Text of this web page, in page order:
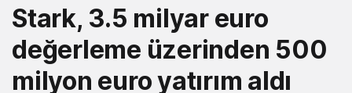
Stark, 3.5 milyar euro
değerleme üzerinden 500
milyon euro yatırım aldı